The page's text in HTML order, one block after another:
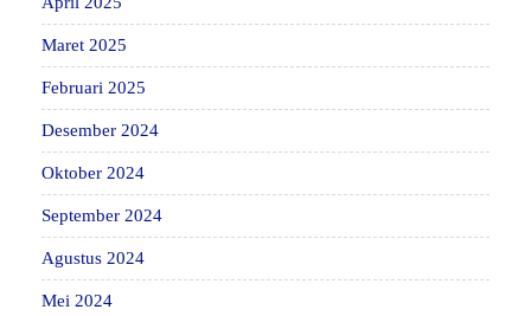
Maret 2025
Februari 2025
Desember 2024
Oktober 2024
September 2024
Agustus 2024
Mei 2024